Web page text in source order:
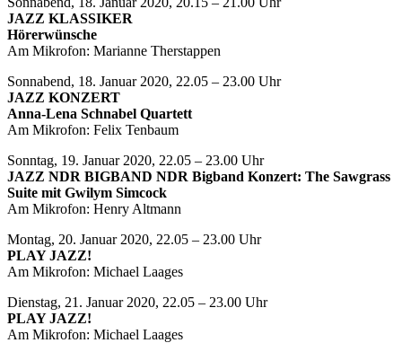
JAZZ KLASSIKER
Hörerwünsche
Am Mikrofon: Marianne Therstappen
Sonnabend, 18. Januar 2020, 22.05 – 23.00 Uhr
JAZZ KONZERT
Anna-Lena Schnabel Quartett
Am Mikrofon: Felix Tenbaum
Sonntag, 19. Januar 2020, 22.05 – 23.00 Uhr
JAZZ NDR BIGBAND NDR Bigband Konzert: The Sawgrass
Suite mit Gwilym Simcock
Am Mikrofon: Henry Altmann
Montag, 20. Januar 2020, 22.05 – 23.00 Uhr
PLAY JAZZ!
Am Mikrofon: Michael Laages
Dienstag, 21. Januar 2020, 22.05 – 23.00 Uhr
PLAY JAZZ!
Am Mikrofon: Michael Laages